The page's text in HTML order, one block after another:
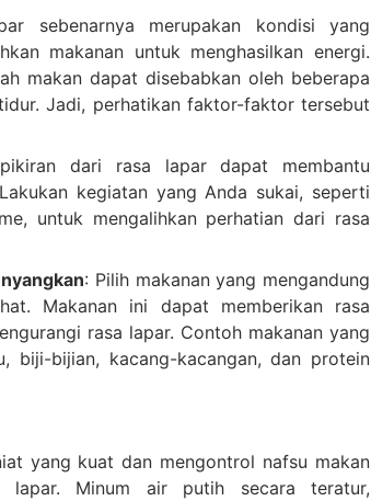
sebenarnya merupakan kondisi yang
makanan untuk menghasilkan energi.
makan dapat disebabkan oleh beberapa
Jadi, perhatikan faktor-faktor tersebut
dari rasa lapar dapat membantu
kegiatan yang Anda sukai, seperti
untuk mengalihkan perhatian dari rasa
: Pilih makanan yang mengandung
Makanan ini dapat memberikan rasa
rasa lapar. Contoh makanan yang
biji-bijian, kacang-kacangan, dan protein
yang kuat dan mengontrol nafsu makan
lapar. Minum air putih secara teratur,